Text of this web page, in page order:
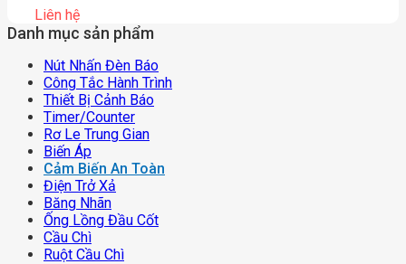
Liên hệ
Danh mục sản phẩm
Nút Nhấn Đèn Báo
Công Tắc Hành Trình
Thiết Bị Cảnh Báo
Timer/counter
Rơ Le Trung Gian
Biến Áp
Cảm Biến An Toàn
Điện Trở Xả
Băng Nhãn
Ống Lồng Đầu Cốt
Cầu Chì
Ruột Cầu Chì